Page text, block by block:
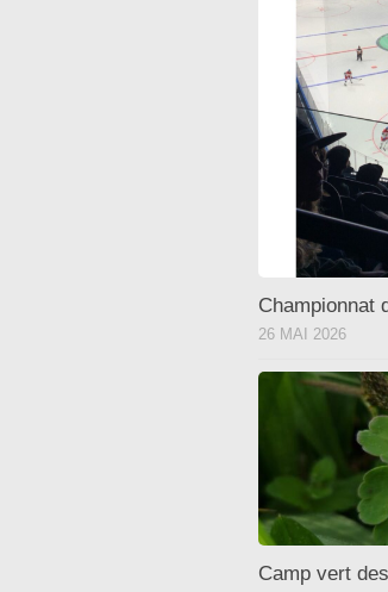
Championnat
26 MAI 2026
Camp vert